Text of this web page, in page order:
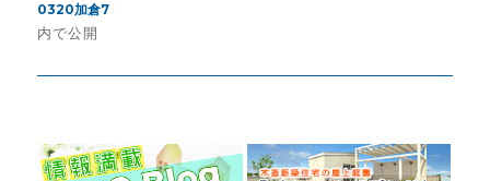
稿
ー
0320加倉7
内で公開